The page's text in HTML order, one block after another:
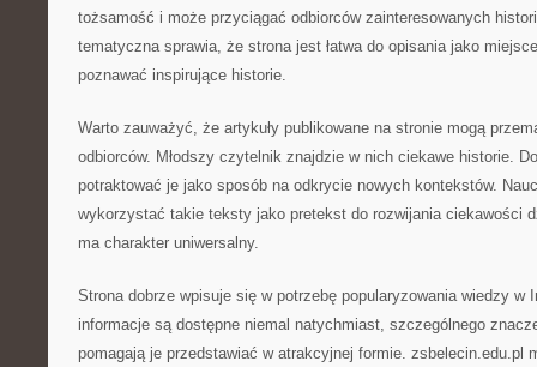
tożsamość i może przyciągać odbiorców zainteresowanych
tematyczna sprawia, że strona jest łatwa do opisania jako
poznawać inspirujące historie.
Warto zauważyć, że artykuły publikowane na stronie mogą
odbiorców. Młodszy czytelnik znajdzie w nich ciekawe historie.
potraktować je jako sposób na odkrycie nowych kontekstów.
wykorzystać takie teksty jako pretekst do rozwijania ciekawości
ma charakter uniwersalny.
Strona dobrze wpisuje się w potrzebę popularyzowania wiedzy w
informacje są dostępne niemal natychmiast, szczególnego
pomagają je przedstawiać w atrakcyjnej formie. zsbelecin.edu.pl